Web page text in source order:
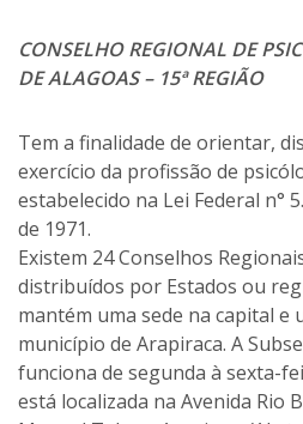
CONSELHO REGIONAL DE
DE ALAGOAS – 15ª REGIÃO
Tem a finalidade de orientar,
exercício da profissão de
estabelecido na Lei Federal n°
de 1971.
Existem 24 Conselhos
distribuídos por Estados ou
mantém uma sede na capital e
município de Arapiraca. A
funciona de segunda à sexta-
está localizada na Avenida Rio